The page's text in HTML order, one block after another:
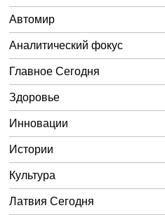
Автомир
Аналитический фокус
Главное Сегодня
Здоровье
Инновации
Истории
Культура
Латвия Сегодня